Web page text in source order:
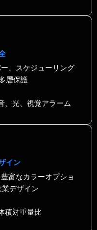
、スケジューリング
層保護
、光、視覚アラーム
イン
富なカラーオプショ
デザイン
積対重量比